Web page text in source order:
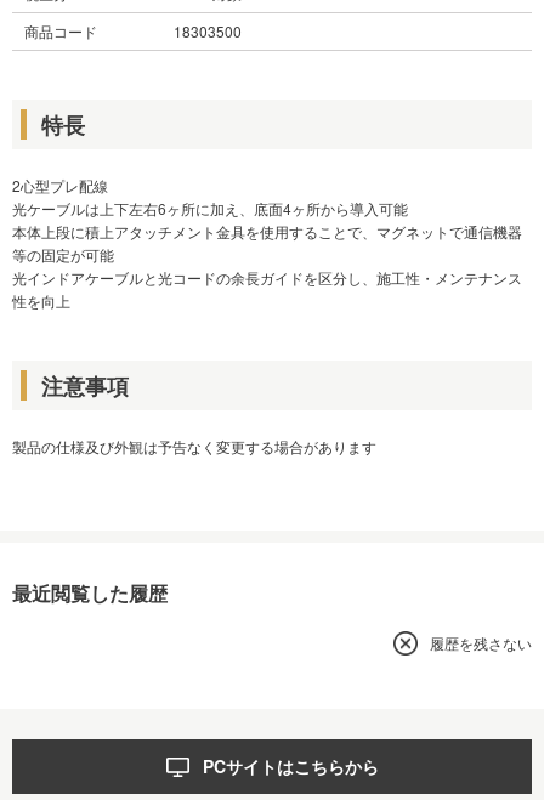
商品コード
18303500
特長
2心型プレ配線
光ケーブルは上下左右6ヶ所に加え、底面4ヶ所から導入可能
本体上段に積上アタッチメント金具を使用することで、マグネットで通信機器
等の固定が可能
光インドアケーブルと光コードの余長ガイドを区分し、施工性・メンテナンス
性を向上
注意事項
製品の仕様及び外観は予告なく変更する場合があります
最近閲覧した履歴
履歴を残さない
PCサイトはこちらから